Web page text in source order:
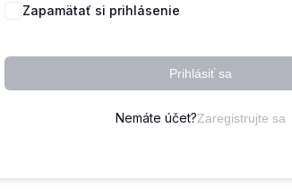
Zapamätať si prihlásenie
Prihlásiť sa
Nemáte účet?Zaregistrujte sa